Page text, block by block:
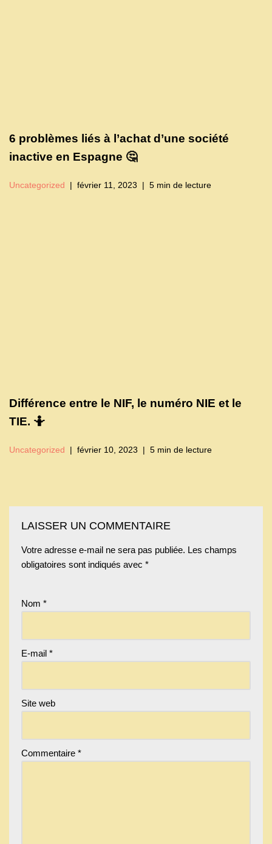
6 problèmes liés à l’achat d’une société
inactive en Espagne 🤔
Uncategorized février 11, 2023 5 min de lecture
Différence entre le NIF, le numéro NIE et le
TIE. 🤷
Uncategorized février 10, 2023 5 min de lecture
LAISSER UN COMMENTAIRE
Votre adresse e-mail ne sera pas publiée. Les champs
obligatoires sont indiqués avec *
Nom *
E-mail *
Site web
Commentaire *